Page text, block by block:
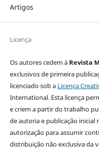
Artigos
Licença
Os autores cedem à Revista
exclusivos de primeira
licenciado sob a Licença
International. Esta licença
e criem a partir do trabalho
de autoria e publicação inicial
autorização para assumir
distribuição não exclusiva da